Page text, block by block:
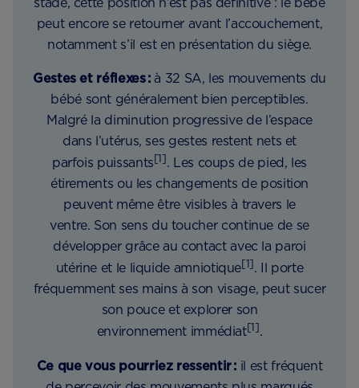
peut encore se retourner avant l’accouchement,
notamment s’il est en présentation du siège.
Gestes et réflexes : à 32 SA, les mouvements du
bébé sont généralement bien perceptibles.
Malgré la diminution progressive de l’espace
dans l’utérus, ses gestes restent nets et
parfois puissants[1]. Les coups de pied, les
étirements ou les changements de position
peuvent même être visibles à travers le
ventre. Son sens du toucher continue de se
développer grâce au contact avec la paroi
utérine et le liquide amniotique[1]. Il porte
fréquemment ses mains à son visage, peut sucer
son pouce et explorer son
environnement immédiat[1].
Ce que vous pourriez ressentir : il est fréquent